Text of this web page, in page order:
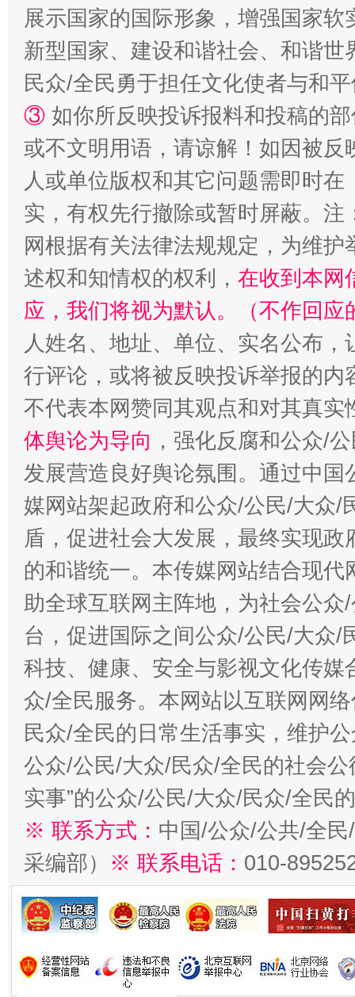
展示国家的国际形象，增强国家
新型国家、建设和谐社会、和谐
民众/全民勇于担任文化使者与和
③ 如你所反映投诉报料和投稿的
或不文明用语，请谅解！如因被
人或单位版权和其它问题需即时在
实，有权先行撤除或暂时屏蔽。
网根据有关法律法规规定，为维
述权和知情权的权利， 在收到本网
应，我们将视为默认。（不作回应
人姓名、地址、单位、实名公布
行评论，或将被反映投诉举报的
不代表本网赞同其观点和对其真实
体舆论为导向 ，强化反腐和公众/
发展营造良好舆论氛围。通过中
媒网站架起政府和公众/公民/大众/
盾，促进社会大发展，最终实现
的和谐统一。本传媒网站结合现
助全球互联网主阵地，为社会公
台，促进国际之间公众/公民/大众/
科技、健康、安全与影视文化传
众/全民服务。本网站以互联网网
民众/全民的日常生活事实，维护
公众/公民/大众/民众/全民的社会公
实事”的公众/公民/大众/民众/全民
※ 联系方式： 中国/公众/公共/全
采编部） ※ 联系电话： 010-